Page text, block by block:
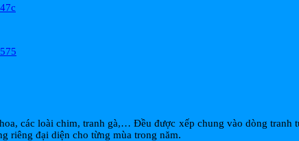
các loài chim, tranh gà,… Đều được xếp chung vào dòng tranh
riêng đại diện cho từng mùa trong năm.